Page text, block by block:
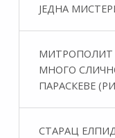
ЈЕДНА
МИТРОПОЛИТ
МНОГО
ПАРАСКЕВЕ
СТАРАЦ